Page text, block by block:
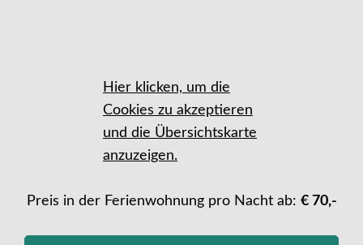
Hier klicken, um die
Cookies zu akzeptieren
und die Übersichtskarte
anzuzeigen.
Preis in der Ferienwohnung pro Nacht ab: € 70,-